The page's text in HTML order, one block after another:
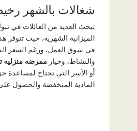
شغالات بالشهر
تبحث العديد من العائلات في
الميزانية الشهرية، حيث
في سوق العمل، ورغم السعر
والنشاط، وخيار ممرضه منزليه
أو الأسر التي تحتاج لمساعدة
المادية المنخفضة والحصول